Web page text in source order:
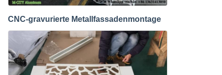
CNC-gravurierte Metallfassadenmontage